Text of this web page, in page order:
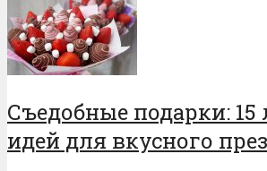
Съедобные подарки:
идей для вкусного